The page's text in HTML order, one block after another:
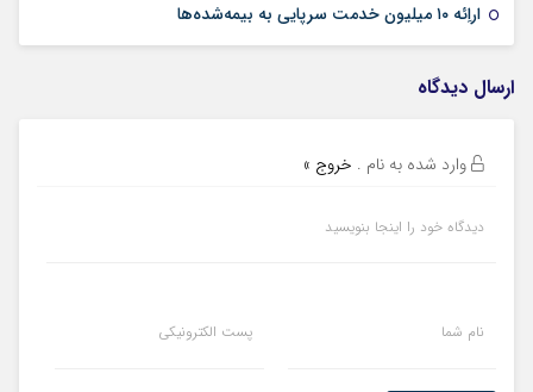
اراِئه ۱۰ میلیون خدمت سرپایی به بیمه‌شده‌ها
ارسال دیدگاه
وارد شده به نام . خروج »
دیدگاه خود را اینجا بنویسید
نام شما پست الکترونیکی